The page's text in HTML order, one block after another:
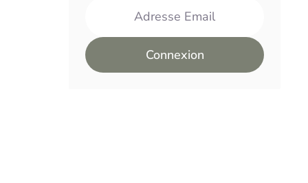
Adresse Email
Connexion